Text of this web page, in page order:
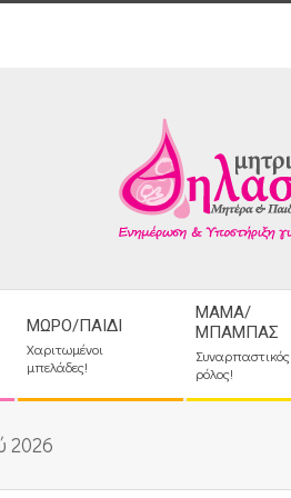
ΜΩΡΌ/ΠΑΙΔΊ
Χαριτωμένοι
μπελάδες!
ΜΑΜΆ/
ΜΠΑΜΠΆΣ
Συναρπαστικός
ρόλος!
2026